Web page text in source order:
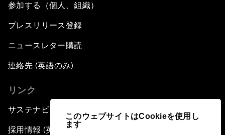
このウェブサイトはCookieを使用し
ます
参加する（個人、組織）
プレスリリース登録
ニュースレター購読
連絡先 (英語のみ)
リンク
サステナビリティへの取り組み
採用情報 (英語のみ)